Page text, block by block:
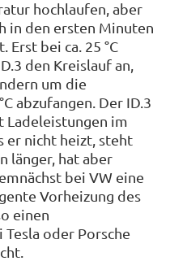
hochlaufen, aber
in den ersten Minuten
Erst bei ca. 25 °C
den Kreislauf an,
um die
abzufangen. Der ID.3
Ladeleistungen im
er nicht heizt, steht
länger, hat aber
bei VW eine
Vorheizung des
einen
oder Porsche